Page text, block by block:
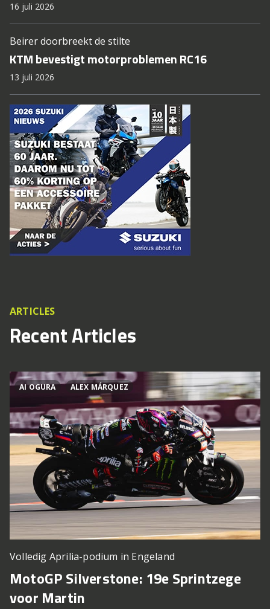
16 juli 2026
Beirer doorbreekt de stilte
KTM bevestigt motorproblemen RC16
13 juli 2026
ARTICLES
Recent Articles
AI OGURA ALEX MÁRQUEZ
Volledig Aprilia-podium in Engeland
MotoGP Silverstone: 19e Sprintzege
voor Martin